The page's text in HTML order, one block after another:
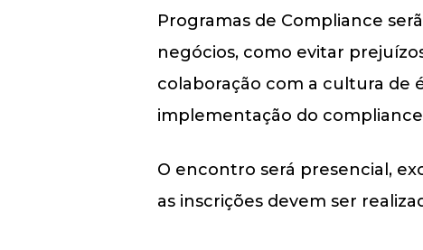
Programas de Compliance
negócios, como evitar
colaboração com a cultura de
implementação do
O encontro será presencial,
as inscrições devem ser